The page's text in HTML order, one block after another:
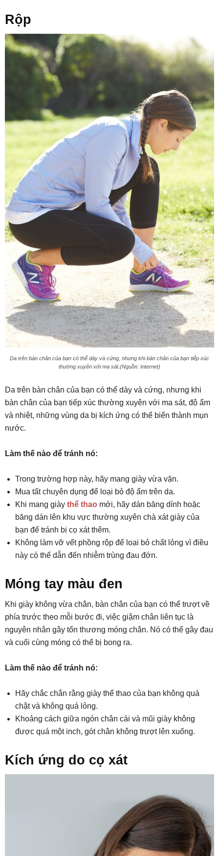
Rộp
Da trên bàn chân của bạn có thể dày và cứng, nhưng khi bàn chân của bạn tiếp xúc
thường xuyên với ma sát.(Nguồn: Internet)
Da trên bàn chân của bạn có thể dày và cứng, nhưng khi
bàn chân của bạn tiếp xúc thường xuyên với ma sát, độ ẩm
và nhiệt, những vùng da bị kích ứng có thể biến thành mụn
nước.
Làm thế nào để tránh nó:
Trong trường hợp này, hãy mang giày vừa vặn.
Mua tất chuyên dụng để loại bỏ độ ẩm trên da.
Khi mang giày thể thao mới, hãy dán băng dính hoặc
băng dán lên khu vực thường xuyên chà xát giày của
bạn để tránh bị cọ xát thêm.
Không làm vỡ vết phồng rộp để loại bỏ chất lỏng vì điều
này có thể dẫn đến nhiễm trùng đau đớn.
Móng tay màu đen
Khi giày không vừa chân, bàn chân của bạn có thể trượt về
phía trước theo mỗi bước đi, việc giậm chân liên tục là
nguyên nhân gây tổn thương móng chân. Nó có thể gây đau
và cuối cùng móng có thể bị bong ra.
Làm thế nào để tránh nó:
Hãy chắc chắn rằng giày thể thao của bạn không quá
chật và không quá lỏng.
Khoảng cách giữa ngón chân cái và mũi giày không
được quá một inch, gót chân không trượt lên xuống.
Kích ứng do cọ xát